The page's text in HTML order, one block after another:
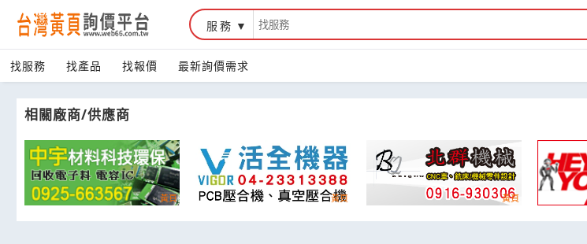
台灣黃頁詢價平台
服務
找服務 找產品 找報價 最新詢價需求
相關廠商/供應商